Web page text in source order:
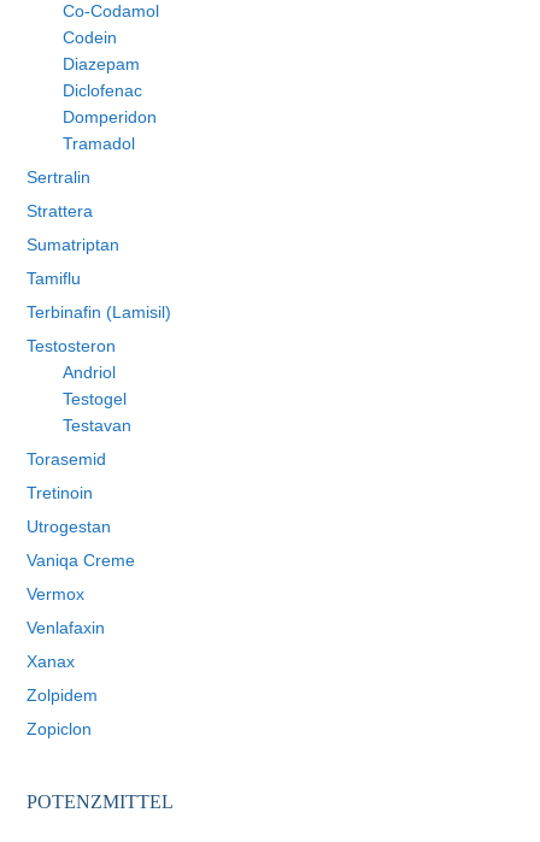
Co-Codamol
Codein
Diazepam
Diclofenac
Domperidon
Tramadol
Sertralin
Strattera
Sumatriptan
Tamiflu
Terbinafin (Lamisil)
Testosteron
Andriol
Testogel
Testavan
Torasemid
Tretinoin
Utrogestan
Vaniqa Creme
Vermox
Venlafaxin
Xanax
Zolpidem
Zopiclon
POTENZMITTEL